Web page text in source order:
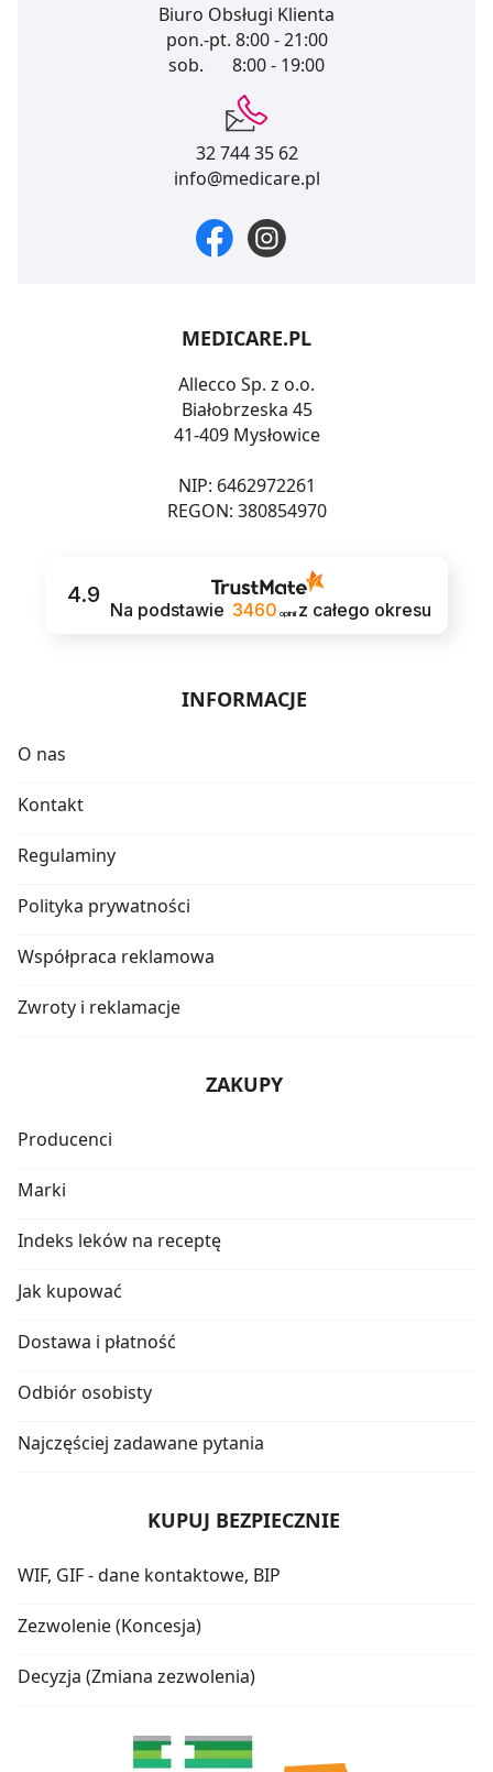
Biuro Obsługi Klienta
pon.-pt. 8:00 - 21:00
sob.
8:00 - 19:00
32 744 35 62
info@medicare.pl
MEDICARE.PL
Allecco Sp. z o.o.
Białobrzeska 45
41-409 Mysłowice
NIP: 6462972261
REGON: 380854970
4.9
Na podstawie 3460 opinii z całego okresu
INFORMACJE
O nas
Kontakt
Regulaminy
Polityka prywatności
Współpraca reklamowa
Zwroty i reklamacje
ZAKUPY
Producenci
Marki
Indeks leków na receptę
Jak kupować
Dostawa i płatność
Odbiór osobisty
Najczęściej zadawane pytania
KUPUJ BEZPIECZNIE
WIF, GIF - dane kontaktowe, BIP
Zezwolenie (Koncesja)
Decyzja (Zmiana zezwolenia)